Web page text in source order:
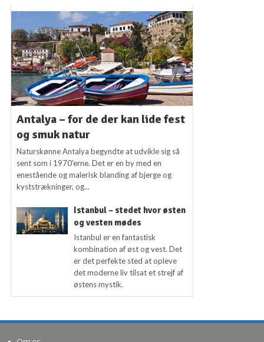
Antalya – for de der kan lide fest
og smuk natur
Naturskønne Antalya begyndte at udvikle sig så
sent som i 1970’erne. Det er en by med en
enestående og malerisk blanding af bjerge og
kyststrækninger, og...
Istanbul – stedet hvor østen
og vesten mødes
Istanbul er en fantastisk
kombination af øst og vest. Det
er det perfekte sted at opleve
det moderne liv tilsat et strejf af
østens mystik.